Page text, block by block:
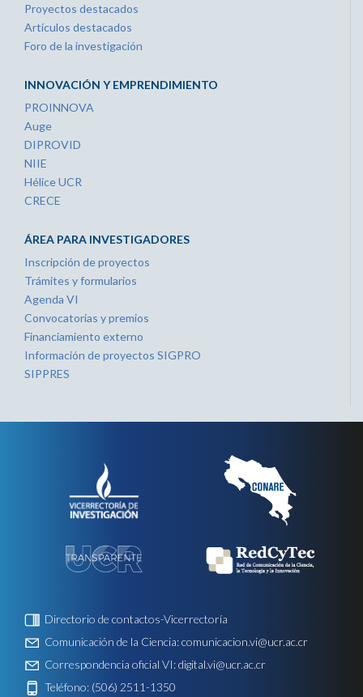
Proyectos destacados
Artículos destacados
Foro de la investigación
INNOVACIÓN Y EMPRENDIMIENTO
PROINNOVA
Auge
DIPROVID
NIIE
Hélice UCR
CRECE
ÁREA PARA INVESTIGADORES
Inscripción de proyectos
Trámites y formularios
Agenda VI
Convocatorias y premios
Financiamiento externo
Información de proyectos SIGPRO
SIPPRES
Directorio de contactos-Vicerrectoría
Comunicación de la Ciencia:comunicacion.vi@ucr.ac.cr
Correspondencia oficial VI:digital.vi@ucr.ac.cr
Teléfono: (506) 2511-1350